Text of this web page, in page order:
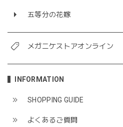
五等分の花嫁
メガニケストアオンライン
INFORMATION
SHOPPING GUIDE
よくあるご質問